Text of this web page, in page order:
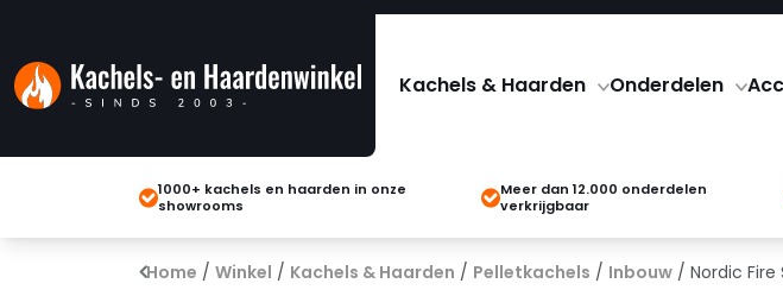
Kachels & Haarden Onderdelen
1000+ kachels en haarden in onze
showrooms
Meer dan 12.000 onderdelen
verkrijgbaar
Home / Winkel / Kachels & Haarden / Pelletkachels / Inbouw / Nordic Fire